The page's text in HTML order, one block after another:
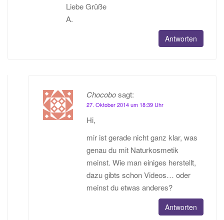
Liebe Grüße
A.
Antworten
Chocobosagt:
27. Oktober 2014 um 18:39 Uhr
Hi,
mir ist gerade nicht ganz klar, was
genau du mit Naturkosmetik
meinst. Wie man einiges herstellt,
dazu gibts schon Videos… oder
meinst du etwas anderes?
Antworten